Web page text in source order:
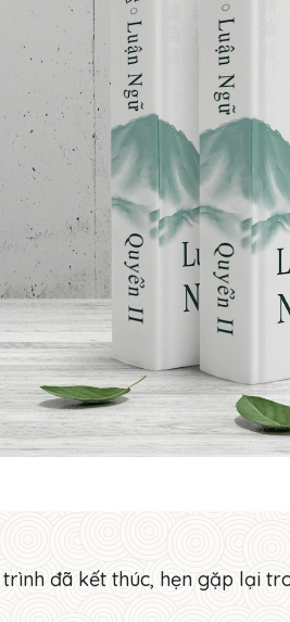
trình đã kết thúc, hẹn gặp lại